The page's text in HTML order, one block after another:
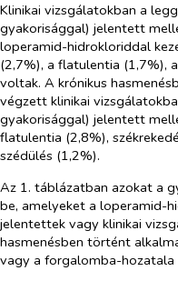
Klinikai vizsgálatokban a
gyakorisággal) jelentett
loperamid-hidrokloriddal
(2,7%), a flatulentia (1,7%),
voltak. A krónikus
végzett klinikai
gyakorisággal) jelentett
flatulentia (2,8%),
szédülés (1,2%).
Az 1. táblázatban azokat a
be, amelyeket a loperamid-
jelentettek vagy klinikai
hasmenésben történt
vagy a forgalomba-hozatala